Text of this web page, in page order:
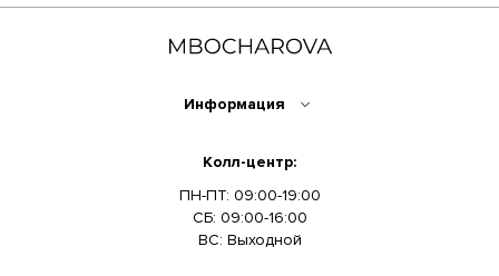
Информация
Колл-центр:
ПН-ПТ: 09:00-19:00
СБ: 09:00-16:00
ВС: Выходной